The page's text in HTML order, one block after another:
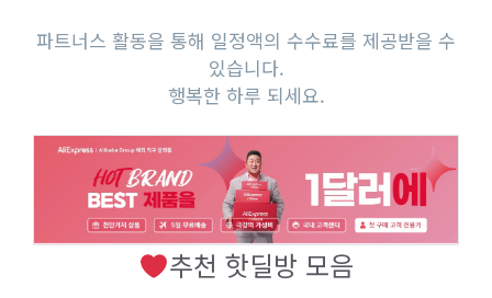
파트너스 활동을 통해 일정액의 수수료를 제공받을 수
있습니다.
행복한 하루 되세요.
추천 핫딜방 모음